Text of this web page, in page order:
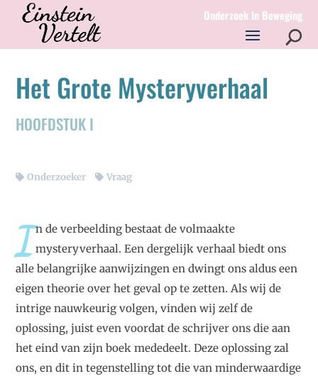
Onderzoek In Beweging
Het Grote Mysteryverhaal
HOOFDSTUK I
Onderzoeker Vraag
In de verbeelding bestaat de volmaakte
mysteryverhaal. Een dergelijk verhaal biedt ons
alle belangrijke aanwijzingen en dwingt ons aldus een
eigen theorie over het geval op te zetten. Als wij de
intrige nauwkeurig volgen, vinden wij zelf de
oplossing, juist even voordat de schrijver ons die aan
het eind van zijn boek mededeelt. Deze oplossing zal
ons, en dit in tegenstelling tot die van minderwaardige